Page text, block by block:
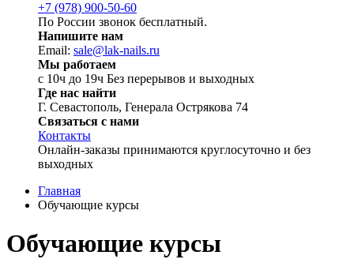
+7 (978) 900-50-60
По России звонок бесплатный.
Напишите нам
Email: sale@lak-nails.ru
Мы работаем
с 10ч до 19ч Без перерывов и выходных
Где нас найти
Г. Севастополь, Генерала Острякова 74
Связаться с нами
Контакты
Онлайн-заказы принимаются круглосуточно и без
выходных
Главная
Обучающие курсы
Обучающие курсы